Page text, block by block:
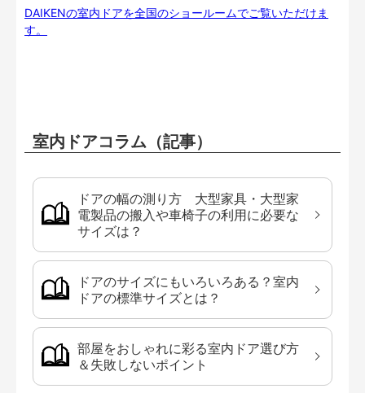
DAIKENの室内ドアを全国のショールームでご覧いただけま
す。
室内ドアコラム（記事）
ドアの幅の測り方 大型家具・大型家
電製品の搬入や車椅子の利用に必要な
サイズは？
ドアのサイズにもいろいろある？室内
ドアの標準サイズとは？
部屋をおしゃれに彩る室内ドア選び方
＆失敗しないポイント